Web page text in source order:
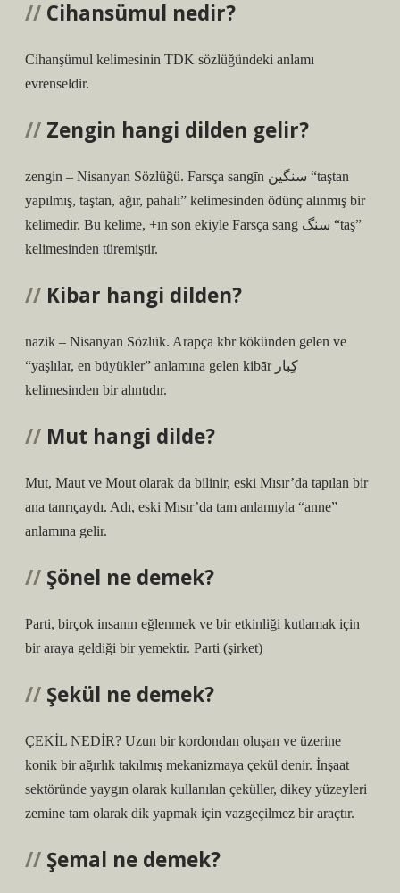
Cihansümul nedir?
Cihanşümul kelimesinin TDK sözlüğündeki anlamı
evrenseldir.
Zengin hangi dilden gelir?
zengin – Nisanyan Sözlüğü. Farsça sangīn سنگین “taştan
yapılmış, taştan, ağır, pahalı” kelimesinden ödünç alınmış bir
kelimedir. Bu kelime, +īn son ekiyle Farsça sang سنگ “taş”
kelimesinden türemiştir.
Kibar hangi dilden?
nazik – Nisanyan Sözlük. Arapça kbr kökünden gelen ve
“yaşlılar, en büyükler” anlamına gelen kibār كِبار
kelimesinden bir alıntıdır.
Mut hangi dilde?
Mut, Maut ve Mout olarak da bilinir, eski Mısır’da tapılan bir
ana tanrıçaydı. Adı, eski Mısır’da tam anlamıyla “anne”
anlamına gelir.
Şönel ne demek?
Parti, birçok insanın eğlenmek ve bir etkinliği kutlamak için
bir araya geldiği bir yemektir. Parti (şirket)
Şekül ne demek?
ÇEKİL NEDİR? Uzun bir kordondan oluşan ve üzerine
konik bir ağırlık takılmış mekanizmaya çekül denir. İnşaat
sektöründe yaygın olarak kullanılan çeküller, dikey yüzeyleri
zemine tam olarak dik yapmak için vazgeçilmez bir araçtır.
Şemal ne demek?